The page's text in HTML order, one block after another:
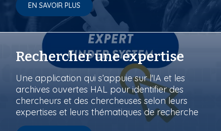
EN SAVOIR PLUS
Rechercher une expertise
Une application qui s’appuie sur l'IA et les
archives ouvertes HAL pour identifier des
chercheurs et des chercheuses selon leurs
expertises et leurs thématiques de recherche